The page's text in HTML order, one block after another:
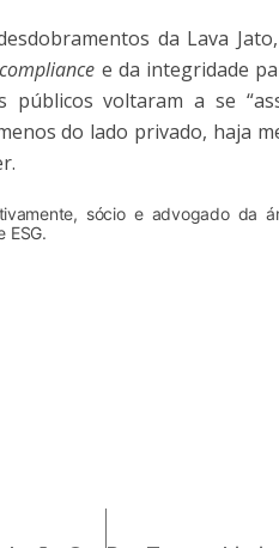
da Lava
compliance e da integridade
voltaram a se
do lado privado, haja
sócio e advogado da
ESG.